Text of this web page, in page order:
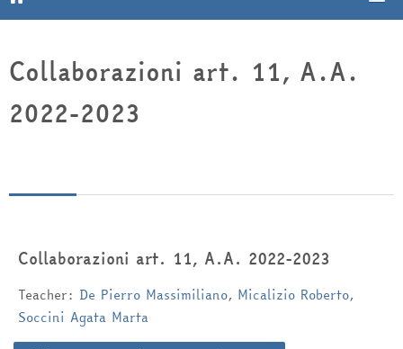
Cerca
Collaborazioni art. 11, A.A.
2022-2023
Collaborazioni art. 11, A.A. 2022-2023
Teacher: De Pierro Massimiliano, Micalizio Roberto,
Soccini Agata Marta